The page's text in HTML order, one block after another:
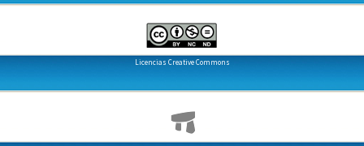
Licencias Creative Commons